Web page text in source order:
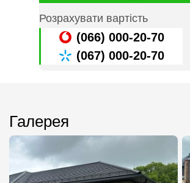
Розрахувати вартість
(066) 000-20-70
(067) 000-20-70
Галерея